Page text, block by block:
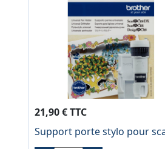
21,90 € TTC
Support porte stylo pour